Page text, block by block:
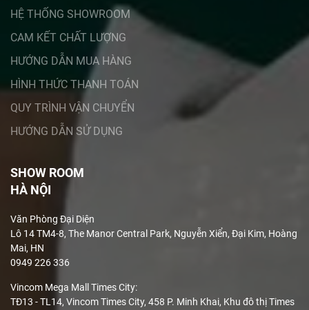
HỆ THỐNG SHOWROOM
CAM KẾT CHẤT LƯỢNG
HƯỚNG DẪN MUA HÀNG
HÌNH THỨC THANH TOÁN
QUY TRÌNH VẬN CHUYỂN
HƯỚNG DẪN SỬ DỤNG
SHOW ROOM
HÀ NỘI
Văn Phòng Đại Diện
Lô 14 TM4-8, The Manor Central Park, Nguyễn Xiển, Đại Kim, Hoàng
Mai, HN
0949 226 336
Vincom Mega Mall Times City:
TĐ13 - TL14, Vincom Times City, 458 P. Minh Khai, Khu đô thị Times